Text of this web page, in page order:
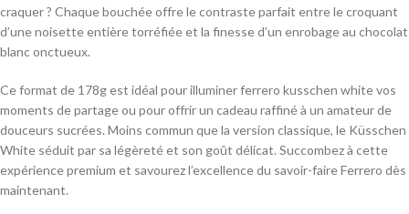
craquer ? Chaque bouchée offre le contraste parfait entre le croquant
d’une noisette entière torréfiée et la finesse d’un enrobage au chocolat
blanc onctueux.
Ce format de 178g est idéal pour illuminer ferrero kusschen white vos
moments de partage ou pour offrir un cadeau raffiné à un amateur de
douceurs sucrées. Moins commun que la version classique, le Küsschen
White séduit par sa légèreté et son goût délicat. Succombez à cette
expérience premium et savourez l’excellence du savoir-faire Ferrero dès
maintenant.